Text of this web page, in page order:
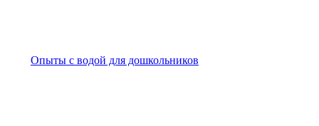
Опыты с водой для дошкольников